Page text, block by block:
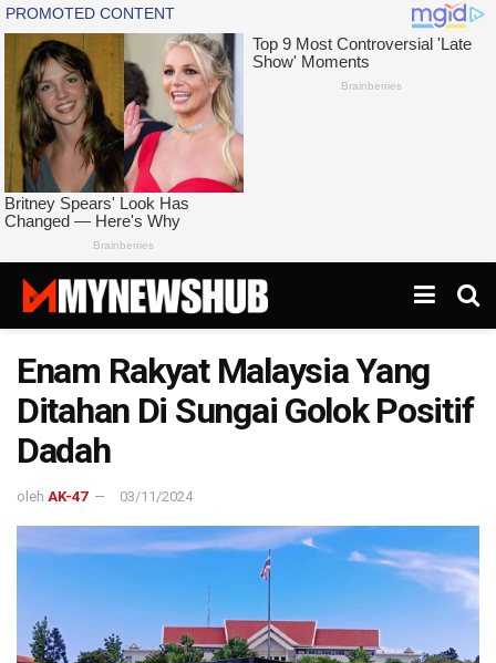
Enam Rakyat Malaysia Yang
Ditahan Di Sungai Golok Positif
Dadah
oleh AK-47 03/11/2024